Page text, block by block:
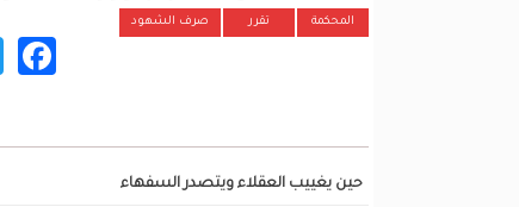
المحكمة تقرر صرف الشهود
حين يغييب العقلاء ويتصدر السفهاء